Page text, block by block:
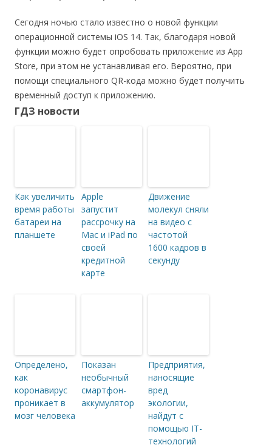
Сегодня ночью стало известно о новой функции
операционной системы iOS 14. Так, благодаря новой
функции можно будет опробовать приложение из App
Store, при этом не устанавливая его. Вероятно, при
помощи специального QR-кода можно будет получить
временный доступ к приложению.
ГДЗ новости
Как увеличить
время работы
батареи на
планшете
Apple
запустит
рассрочку на
Mac и iPad по
своей
кредитной
карте
Движение
молекул сняли
на видео с
частотой
1600 кадров в
секунду
Определено,
как
коронавирус
проникает в
мозг человека
Показан
необычный
смартфон-
аккумулятор
Предприятия,
наносящие
вред
экологии,
найдут с
помощью IT-
технологий